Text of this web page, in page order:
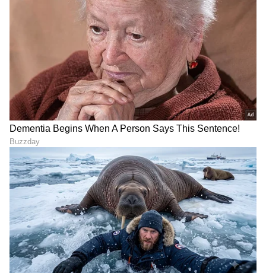
ಗುರುತಿಸಲ್ಪಡುತ್ತೀರಿ. ರಾಜಕೀಯ ವ್ಯಕ್ತಿಗಳೊಂದಿಗಿನ ನಿಮ್ಮ
ಸಂಪರ್ಕಗಳು ಹೆಚ್ಚಾಗುತ್ತವೆ. ಆದಾಯವು ಅನೇಕ
ಮೂಲಗಳಿಂದ ಬರುತ್ತದೆ. ಕೆಲಸದಲ್ಲಿ ನಿಮ್ಮ ಸಂಬಳ ಮತ್ತು
ಭತ್ಯೆಗಳು ಗಮನಾರ್ಹವಾಗಿ ಹೆಚ್ಚಾಗುತ್ತವೆ ಮತ್ತು ನಿಮಗೆ
ಬಡ್ತಿಯೂ ಸಿಗುತ್ತದೆ. ನೀವು ಉನ್ನತ ಹುದ್ದೆಯ ಕುಟುಂಬವನ್ನು
ಪ್ರೀತಿಸುತ್ತೀರಿ ಅಥವಾ ಮದುವೆಯಾಗುತ್ತೀರಿ. ನಿಮಗೆ
ಅನಾರೋಗ್ಯದಿಂದ ಪರಿಹಾರ ಸಿಗುತ್ತದೆ.
LATEST VIDEOS